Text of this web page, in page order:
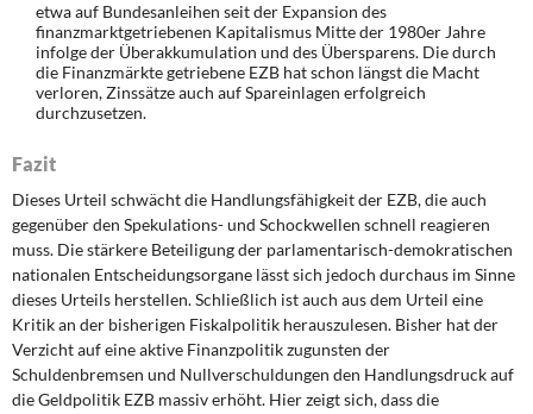
etwa auf Bundesanleihen seit der Expansion des
finanzmarktgetriebenen Kapitalismus Mitte der 1980er Jahre
infolge der Überakkumulation und des Übersparens. Die durch
die Finanzmärkte getriebene EZB hat schon längst die Macht
verloren, Zinssätze auch auf Spareinlagen erfolgreich
durchzusetzen.
Fazit
Dieses Urteil schwächt die Handlungsfähigkeit der EZB, die auch
gegenüber den Spekulations- und Schockwellen schnell reagieren
muss. Die stärkere Beteiligung der parlamentarisch-demokratischen
nationalen Entscheidungsorgane lässt sich jedoch durchaus im Sinne
dieses Urteils herstellen. Schließlich ist auch aus dem Urteil eine
Kritik an der bisherigen Fiskalpolitik herauszulesen. Bisher hat der
Verzicht auf eine aktive Finanzpolitik zugunsten der
Schuldenbremsen und Nullverschuldungen den Handlungsdruck auf
die Geldpolitik EZB massiv erhöht. Hier zeigt sich, dass die